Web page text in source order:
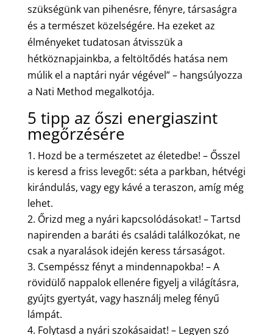
szükségünk van pihenésre, fényre, társaságra
és a természet közelségére. Ha ezeket az
élményeket tudatosan átvisszük a
hétköznapjainkba, a feltöltődés hatása nem
múlik el a naptári nyár végével” – hangsúlyozza
a Nati Method megalkotója.
5 tipp az őszi energiaszint
megőrzésére
Hozd be a természetet az életedbe! – Ősszel
is keresd a friss levegőt: séta a parkban, hétvégi
kirándulás, vagy egy kávé a teraszon, amíg még
lehet.
Őrizd meg a nyári kapcsolódásokat! – Tartsd
napirenden a baráti és családi találkozókat, ne
csak a nyaralások idején keress társaságot.
Csempéssz fényt a mindennapokba! – A
rövidülő nappalok ellenére figyelj a világításra,
gyújts gyertyát, vagy használj meleg fényű
lámpát.
Folytasd a nyári szokásaidat! – Legyen szó